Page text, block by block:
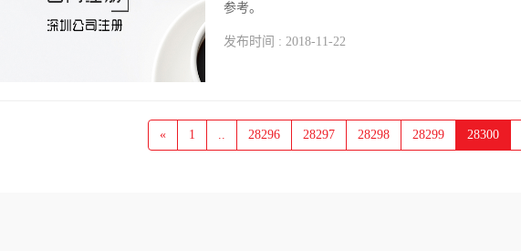
参考。
发布时间 : 2018-11-22
« 1 .. 28296 28297 28298 28299 28300